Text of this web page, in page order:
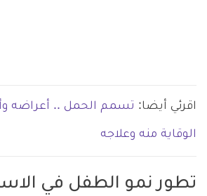
اقرئي أيضا: تسمم الحمل .. أعراضه
الوقاية منه وعلاجه
تطور نمو الطفل في